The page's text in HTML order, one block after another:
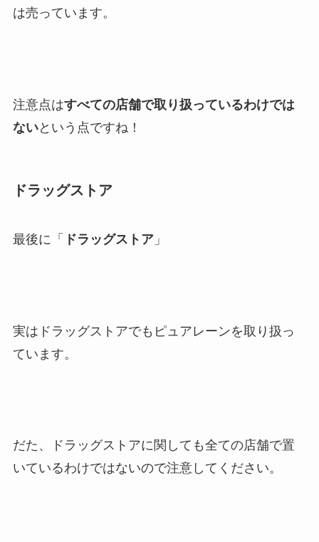
は売っています。
注意点はすべての店舗で取り扱っているわけでは
ないという点ですね！
ドラッグストア
最後に「 ドラッグストア」
実はドラッグストアでもピュアレーンを取り扱っ
ています。
だた、ドラッグストアに関しても全ての店舗で置
いているわけではないので注意してください。